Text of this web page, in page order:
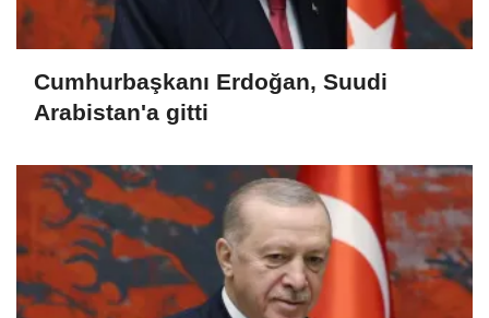
Cumhurbaşkanı Erdoğan, Suudi
Arabistan'a gitti